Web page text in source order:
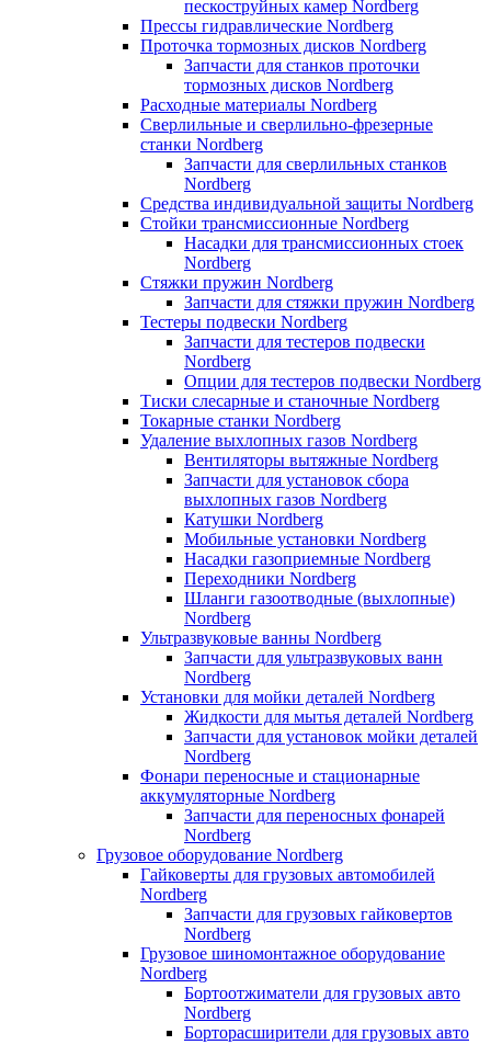
пескоструйных камер Nordberg
Прессы гидравлические Nordberg
Проточка тормозных дисков Nordberg
Запчасти для станков проточки
тормозных дисков Nordberg
Расходные материалы Nordberg
Сверлильные и сверлильно-фрезерные
станки Nordberg
Запчасти для сверлильных станков
Nordberg
Средства индивидуальной защиты Nordberg
Стойки трансмиссионные Nordberg
Насадки для трансмиссионных стоек
Nordberg
Стяжки пружин Nordberg
Запчасти для стяжки пружин Nordberg
Тестеры подвески Nordberg
Запчасти для тестеров подвески
Nordberg
Опции для тестеров подвески Nordberg
Тиски слесарные и станочные Nordberg
Токарные станки Nordberg
Удаление выхлопных газов Nordberg
Вентиляторы вытяжные Nordberg
Запчасти для установок сбора
выхлопных газов Nordberg
Катушки Nordberg
Мобильные установки Nordberg
Насадки газоприемные Nordberg
Переходники Nordberg
Шланги газоотводные (выхлопные)
Nordberg
Ультразвуковые ванны Nordberg
Запчасти для ультразвуковых ванн
Nordberg
Установки для мойки деталей Nordberg
Жидкости для мытья деталей Nordberg
Запчасти для установок мойки деталей
Nordberg
Фонари переносные и стационарные
аккумуляторные Nordberg
Запчасти для переносных фонарей
Nordberg
Грузовое оборудование Nordberg
Гайковерты для грузовых автомобилей
Nordberg
Запчасти для грузовых гайковертов
Nordberg
Грузовое шиномонтажное оборудование
Nordberg
Бортоотжиматели для грузовых авто
Nordberg
Борторасширители для грузовых авто